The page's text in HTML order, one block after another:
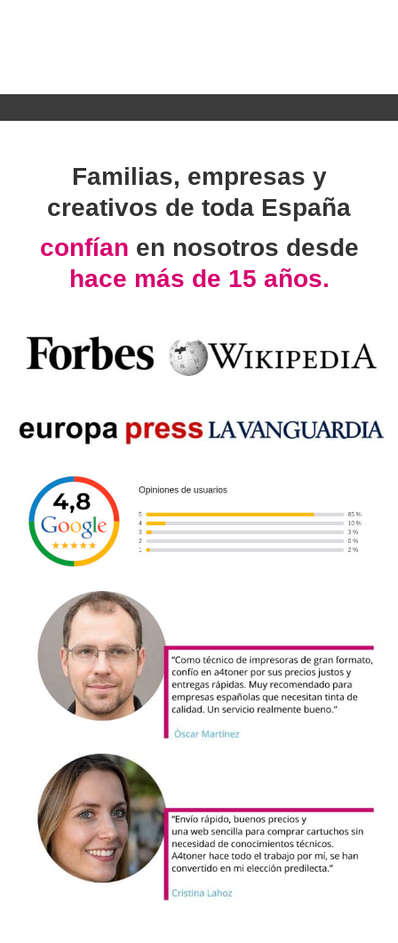
Familias, empresas y
creativos de toda España
confían en nosotros desde
hace más de 15 años.